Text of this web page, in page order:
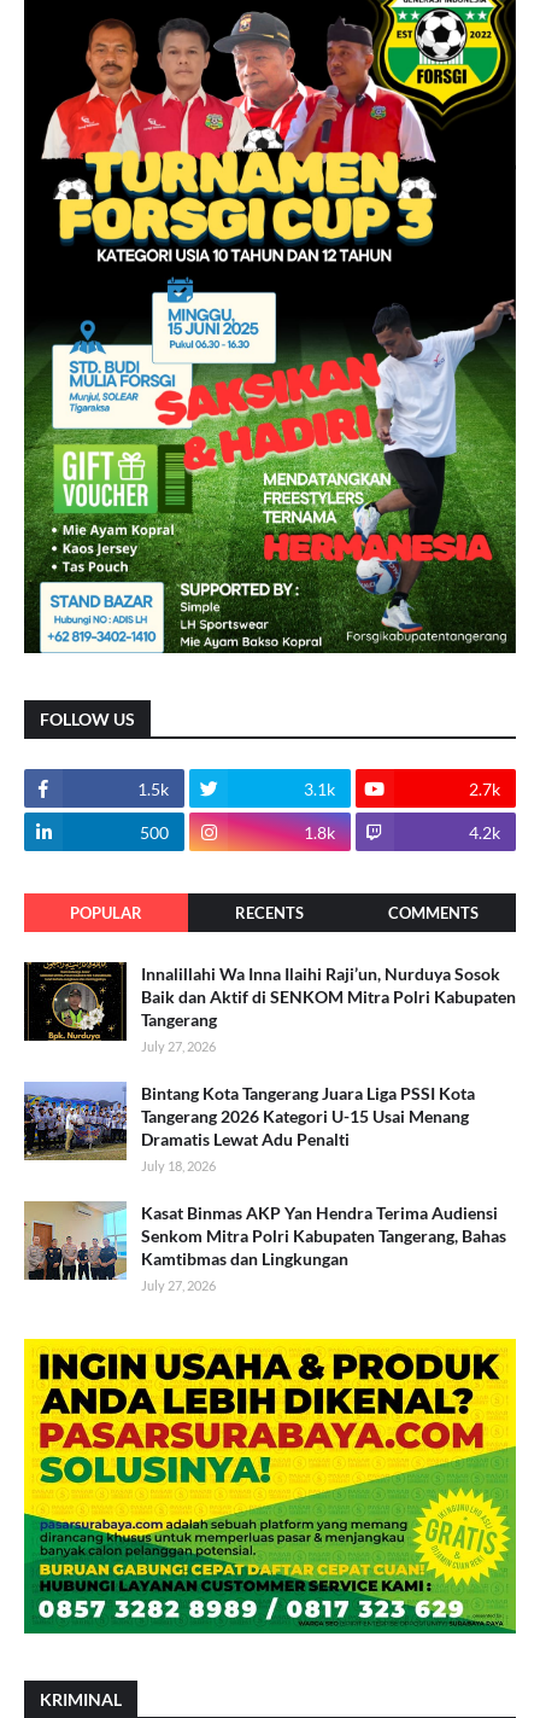
FOLLOW US
1.5k 3.1k 2.7k
500 1.8k 4.2k
POPULAR RECENTS COMMENTS
Innalillahi Wa Inna Ilaihi Raji’un, Nurduya Sosok
Baik dan Aktif di SENKOM Mitra Polri Kabupaten
Tangerang
July 27, 2026
Bintang Kota Tangerang Juara Liga PSSI Kota
Tangerang 2026 Kategori U-15 Usai Menang
Dramatis Lewat Adu Penalti
July 18, 2026
Kasat Binmas AKP Yan Hendra Terima Audiensi
Senkom Mitra Polri Kabupaten Tangerang, Bahas
Kamtibmas dan Lingkungan
July 27, 2026
KRIMINAL